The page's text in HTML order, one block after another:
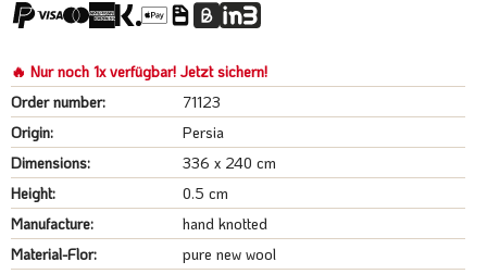
🔥 Nur noch 1x verfügbar! Jetzt sichern!
Order number:
71123
Origin:
Persia
Dimensions:
336 x 240 cm
Height:
0.5 cm
Manufacture:
hand knotted
Material-Flor:
pure new wool